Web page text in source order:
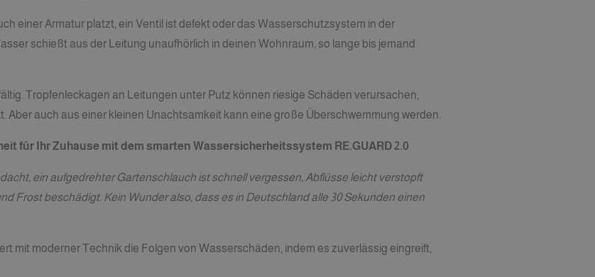
einer Armatur platzt, ein Ventil ist defekt oder das Wasserschutzsystem in der
schießt aus der Leitung unaufhörlich in deinen Wohnraum, so lange bis jemand
Tropfenleckagen an Leitungen unter Putz können riesige Schäden verursachen,
Aber auch aus einer kleinen Unachtsamkeit kann eine große Überschwemmung werden.
für Ihr Zuhause mit dem smarten Wassersicherheitssystem RE.GUARD 2.0
ein aufgedrehter Gartenschlauch ist schnell vergessen, Abflüsse leicht verstopft
Frost beschädigt. Kein Wunder also, dass es in Deutschland alle 30 Sekunden einen
mit moderner Technik die Folgen von Wasserschäden, indem es zuverlässig eingreift,